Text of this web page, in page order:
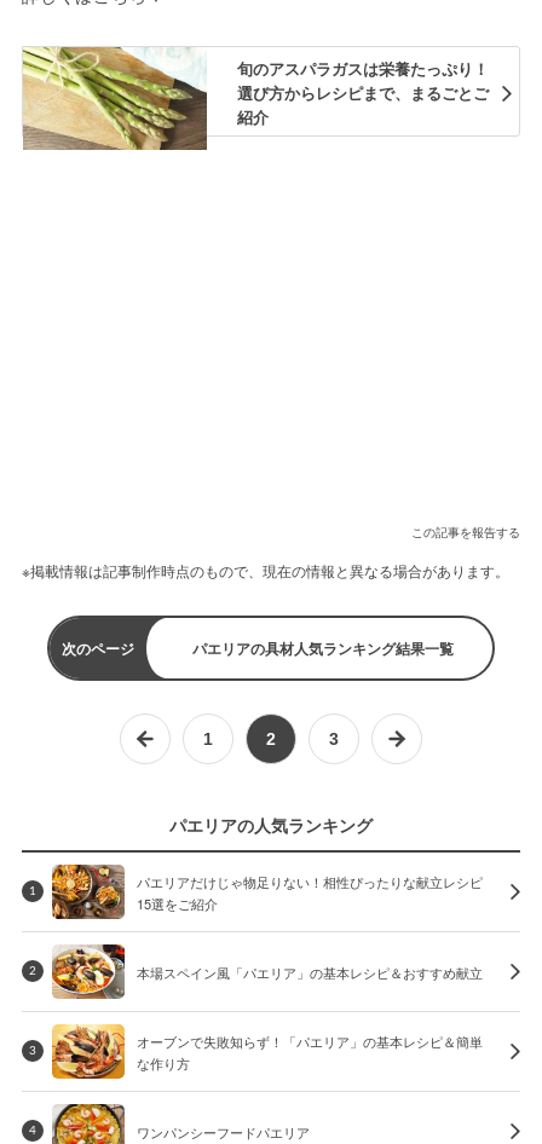
旬のアスパラガスは栄養たっぷり！
選び方からレシピまで、まるごとご
紹介
この記事を報告する
※掲載情報は記事制作時点のもので、現在の情報と異なる場合があります。
次のページ パエリアの具材人気ランキング結果一覧
1 2 3
パエリアの人気ランキング
1
パエリアだけじゃ物足りない！相性ぴったりな献立レシピ
15選をご紹介
2 本場スペイン風「パエリア」の基本レシピ＆おすすめ献立
3
オーブンで失敗知らず！「パエリア」の基本レシピ＆簡単
な作り方
4 ワンパンシーフードパエリア